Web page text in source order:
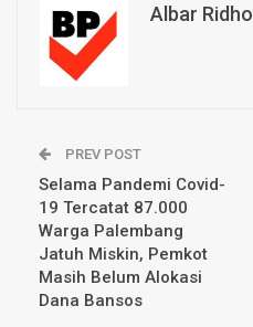
Albar Ridho
PREV POST
Selama Pandemi Covid-
19 Tercatat 87.000
Warga Palembang
Jatuh Miskin, Pemkot
Masih Belum Alokasi
Dana Bansos